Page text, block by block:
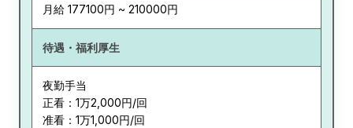
月給 177100円 ~ 210000円
待遇・福利厚生
夜勤手当
正看：1万2,000円/回
准看：1万1,000円/回